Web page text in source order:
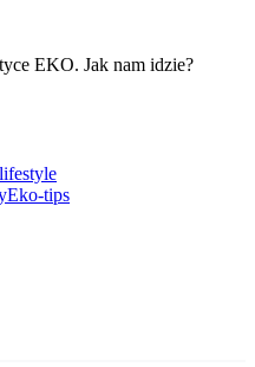
EKO. Jak nam idzie?
Eko-tips